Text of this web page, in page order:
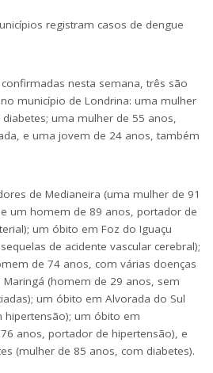
registram casos de dengue
nesta semana, três são
município de Londrina: uma mulher
uma mulher de 55 anos,
e uma jovem de 24 anos, também
de Medianeira (uma mulher de 91
um homem de 89 anos, portador de
um óbito em Foz do Iguaçu
de acidente vascular cerebral);
de 74 anos, com várias doenças
(homem de 29 anos, sem
um óbito em Alvorada do Sul
um óbito em
anos, portador de hipertensão), e
(mulher de 85 anos, com diabetes).